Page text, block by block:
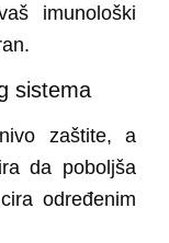
imunološki
sistema
zaštite, a
da poboljša
određenim